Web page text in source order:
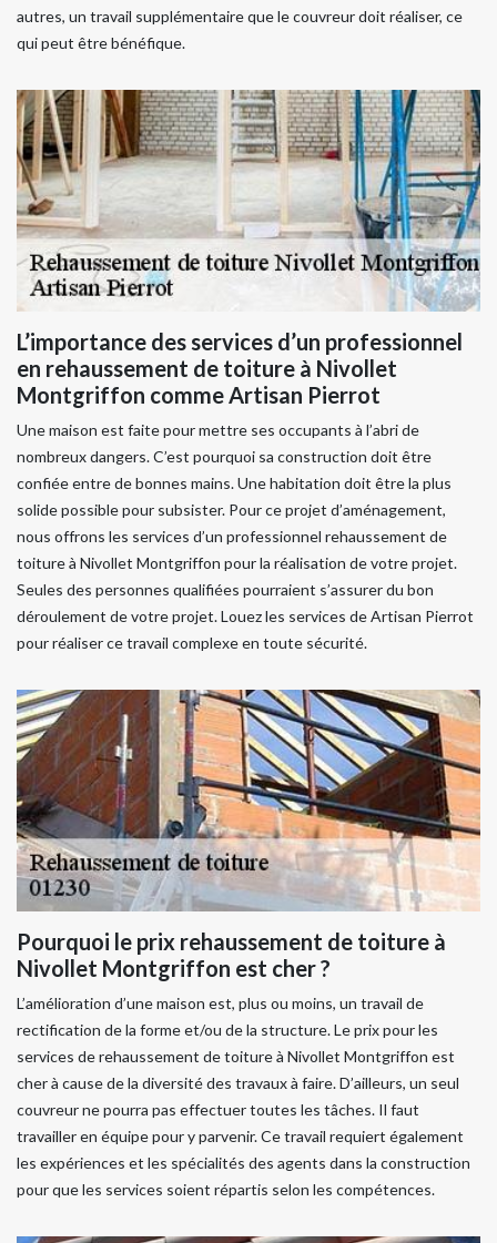
autres, un travail supplémentaire que le couvreur doit réaliser, ce
qui peut être bénéfique.
L’importance des services d’un professionnel
en rehaussement de toiture à Nivollet
Montgriffon comme Artisan Pierrot
Une maison est faite pour mettre ses occupants à l’abri de
nombreux dangers. C’est pourquoi sa construction doit être
confiée entre de bonnes mains. Une habitation doit être la plus
solide possible pour subsister. Pour ce projet d’aménagement,
nous offrons les services d’un professionnel rehaussement de
toiture à Nivollet Montgriffon pour la réalisation de votre projet.
Seules des personnes qualifiées pourraient s’assurer du bon
déroulement de votre projet. Louez les services de Artisan Pierrot
pour réaliser ce travail complexe en toute sécurité.
Pourquoi le prix rehaussement de toiture à
Nivollet Montgriffon est cher ?
L’amélioration d’une maison est, plus ou moins, un travail de
rectification de la forme et/ou de la structure. Le prix pour les
services de rehaussement de toiture à Nivollet Montgriffon est
cher à cause de la diversité des travaux à faire. D’ailleurs, un seul
couvreur ne pourra pas effectuer toutes les tâches. Il faut
travailler en équipe pour y parvenir. Ce travail requiert également
les expériences et les spécialités des agents dans la construction
pour que les services soient répartis selon les compétences.